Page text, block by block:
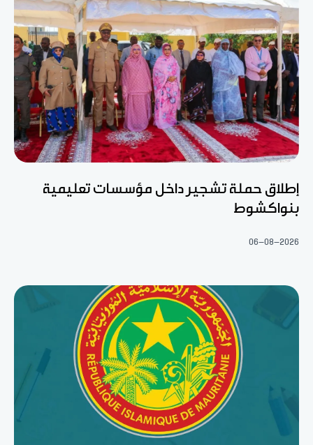
إطلاق حملة تشجير داخل مؤسسات تعليمية
بنواكشوط
06-08-2026